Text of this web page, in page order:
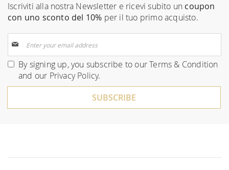
Iscriviti alla nostra Newsletter e ricevi subito un coupon
con uno sconto del 10% per il tuo primo acquisto.
Up
for
Our
By signing up, you subscribe to ourTerms & Condition
and our Privacy Policy.
SUBSCRIBE